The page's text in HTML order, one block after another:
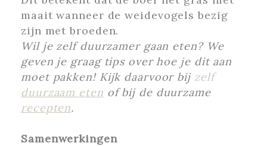
maait wanneer de weidevogels bezig
zijn met broeden.
Wil je zelf duurzamer gaan eten? We
geven je graag tips over hoe je dit aan
moet pakken! Kijk daarvoor bij zelf
duurzaam eten of bij de duurzame
recepten.
Samenwerkingen